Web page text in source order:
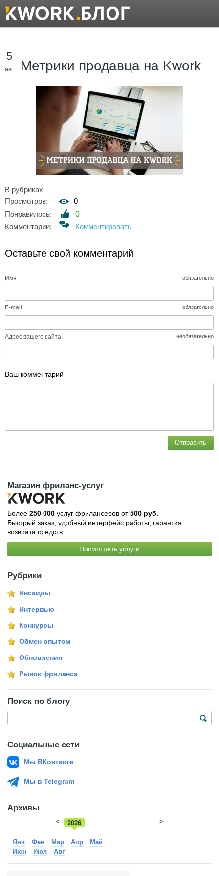
5
авг Метрики продавца на Kwork
В рубриках:
Просмотров:
0
Понравилось:
0
Комментарии:
Комментировать
Оставьте свой комментарий
Имя обязательно
E-mail обязательно
Адрес вашего сайта необязательно
Ваш комментарий
Отправить
Магазин фриланс-услуг
Более 250 000 услуг фрилансеров от500 руб.
Быстрый заказ, удобный интерфейс работы, гарантия
возврата средств.
Посмотреть услуги
Рубрики
Инсайды
Интервью
Конкурсы
Обмен опытом
Обновления
Рынок фриланса
Поиск по блогу
Социальные сети
Мы ВКонтакте
Мы в Telegram
Архивы
2026
2025
< >
Янв Фев Мар Апр
Май
Июн
Июл Авг